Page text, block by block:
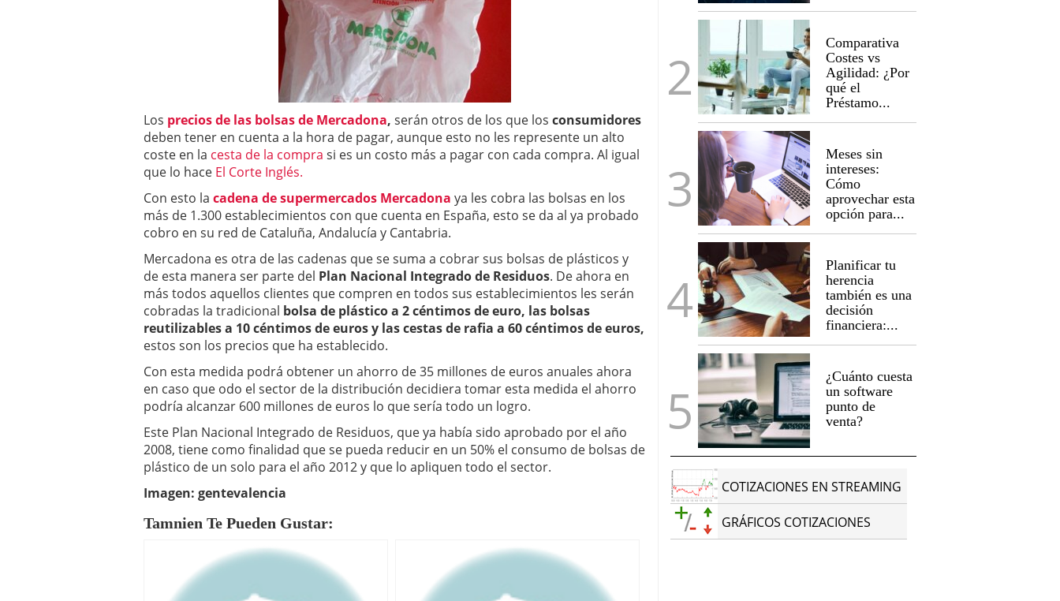
a los costes 21 de noviembre de 2025
¿Cuánto cuesta un software punto de venta?
3 de octubre de 2025
Los precios de las bolsas de Mercadona, serán otros de los que los consumidores
deben tener en cuenta a la hora de pagar, aunque esto no les represente un alto
coste en la cesta de la compra si es un costo más a pagar con cada compra. Al igual
que lo hace El Corte Inglés.
Con esto la cadena de supermercados Mercadona ya les cobra las bolsas en los
más de 1.300 establecimientos con que cuenta en España, esto se da al ya probado
cobro en su red de Cataluña, Andalucía y Cantabria.
Mercadona es otra de las cadenas que se suma a cobrar sus bolsas de plásticos y
de esta manera ser parte del Plan Nacional Integrado de Residuos. De ahora en
más todos aquellos clientes que compren en todos sus establecimientos les serán
cobradas la tradicional bolsa de plástico a 2 céntimos de euro, las bolsas
reutilizables a 10 céntimos de euros y las cestas de rafia a 60 céntimos de euros,
estos son los precios que ha establecido.
Con esta medida podrá obtener un ahorro de 35 millones de euros anuales ahora
en caso que odo el sector de la distribución decidiera tomar esta medida el ahorro
podría alcanzar 600 millones de euros lo que sería todo un logro.
Este Plan Nacional Integrado de Residuos, que ya había sido aprobado por el año
2008, tiene como finalidad que se pueda reducir en un 50% el consumo de bolsas de
plástico de un solo para el año 2012 y que lo apliquen todo el sector.
Imagen: gentevalencia
Tamnien Te Pueden Gustar:
Comparativa
Costes vs
Agilidad: ¿Por
qué el
Préstamo...
Meses sin
intereses:
Cómo
aprovechar esta
opción para...
Planificar tu
herencia
también es una
decisión
financiera:...
¿Cuánto cuesta
un software
punto de
venta?
COTIZACIONES EN STREAMING
GRÁFICOS COTIZACIONES